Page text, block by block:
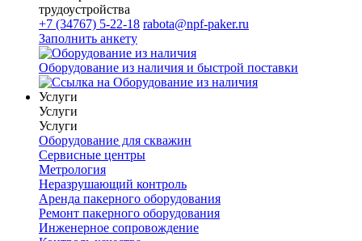
трудоустройства
+7 (34767) 5-22-18 rabota@npf-paker.ru
Заполнить анкету
Оборудование из наличия и быстрой поставки
Услуги
Услуги
Услуги
Оборудование для скважин
Сервисные центры
Метрология
Неразрушающий контроль
Аренда пакерного оборудования
Ремонт пакерного оборудования
Инженерное сопровождение